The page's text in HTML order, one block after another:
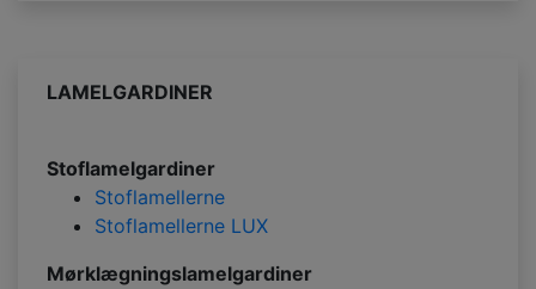
LAMELGARDINER
Stoflamelgardiner
Stoflamellerne
Stoflamellerne LUX
Mørklægningslamelgardiner